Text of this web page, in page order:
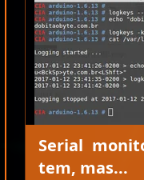
Serial
tem, mas...